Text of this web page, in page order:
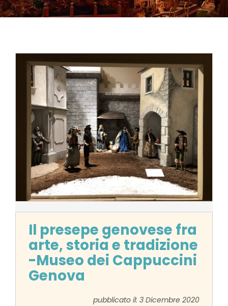
Il presepe genovese fra
arte, storia e tradizione
-Museo dei Cappuccini
Genova
pubblicato il: 3 Dicembre 2020